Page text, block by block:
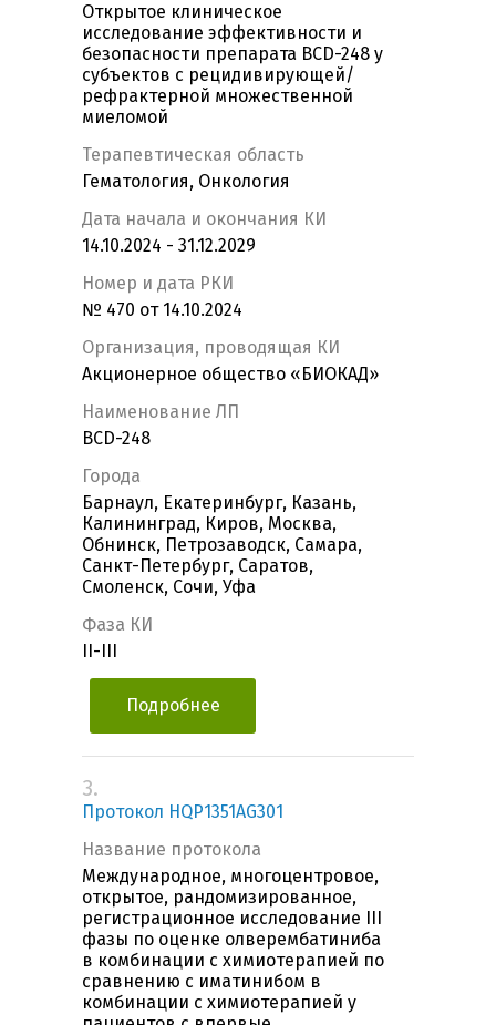
Открытое клиническое
исследование эффективности и
безопасности препарата BCD-248 у
субъектов с рецидивирующей/
рефрактерной множественной
миеломой
Терапевтическая область
Гематология, Онкология
Дата начала и окончания КИ
14.10.2024 - 31.12.2029
Номер и дата РКИ
№ 470 от 14.10.2024
Организация, проводящая КИ
Акционерное общество «БИОКАД»
Наименование ЛП
BCD-248
Города
Барнаул, Екатеринбург, Казань,
Калининград, Киров, Москва,
Обнинск, Петрозаводск, Самара,
Санкт-Петербург, Саратов,
Смоленск, Сочи, Уфа
Фаза КИ
II-III
Подробнее
3.
Протокол HQP1351AG301
Название протокола
Международное, многоцентровое,
открытое, рандомизированное,
регистрационное исследование III
фазы по оценке олверембатиниба
в комбинации с химиотерапией по
сравнению с иматинибом в
комбинации с химиотерапией у